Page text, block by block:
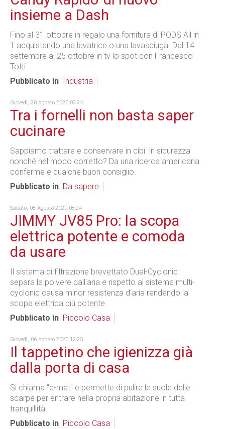
insieme a Dash
Fino al 31 ottobre in regalo una fornitura di PODS All in
1 acquistando una lavatrice o una lavasciuga. Dal 14
settembre al 25 ottobre in tv lo spot con Francesco
Totti.
Pubblicato in
Industria
Giovedì, 20 Agosto 2020 09:24
Tra i fornelli non basta saper
cucinare
Sappiamo trattare e conservare in cibi in sicurezza
nonché nel modo corretto? Da una ricerca americana
conferme e qualche buon consiglio.
Pubblicato in Da sapere
Sabato, 08 Agosto 2020 08:24
JIMMY JV85 Pro: la scopa
elettrica potente e comoda
da usare
Il sistema di filtrazione brevettato Dual-Cyclonic
separa la polvere dall'aria e rispetto al sistema multi-
cyclonic causa minor resistenza d'aria rendendo la
scopa elettrica più potente.
Pubblicato in Piccolo Casa
Giovedì, 06 Agosto 2020 12:25
Il tappetino che igienizza già
dalla porta di casa
Si chiama "e-mat" e permette di pulire le suole delle
scarpe per entrare nella propria abitazione in tutta
tranquillità.
Pubblicato in Piccolo Casa